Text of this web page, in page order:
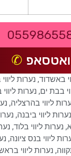
באשדוד, נערות
בבת ים, נערות
ליווי בהרצליה,
נערות ליווי ביבנה,
, נערות ליווי בלוד,
ליווי בנס ציונה,
, נערות ליווי